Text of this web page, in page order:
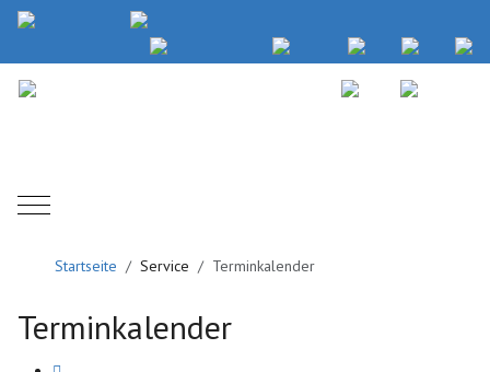
Mobile Menu Toggle
Startseite Service Terminkalender
Terminkalender